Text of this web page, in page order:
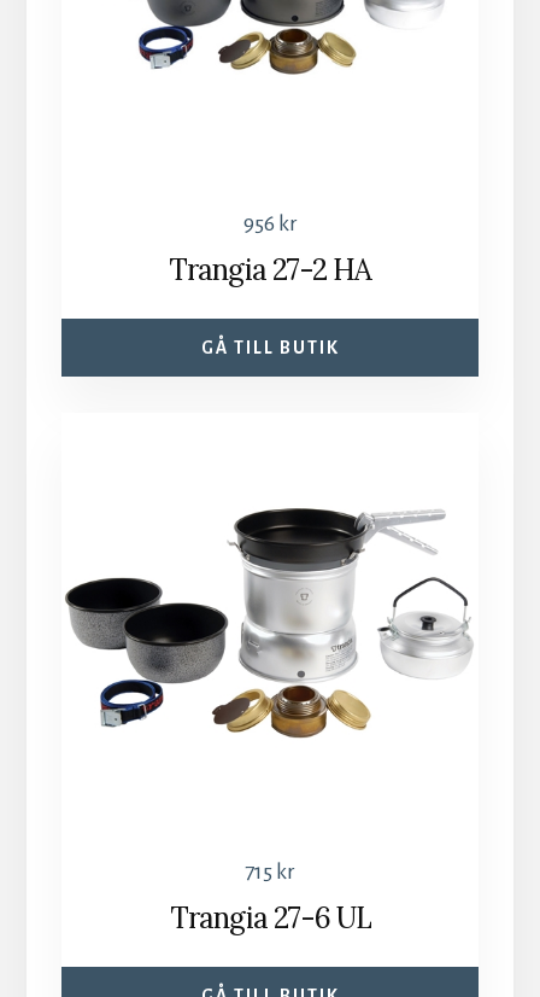
956 kr
Trangia 27-2 HA
GÅ TILL BUTIK
715 kr
Trangia 27-6 UL